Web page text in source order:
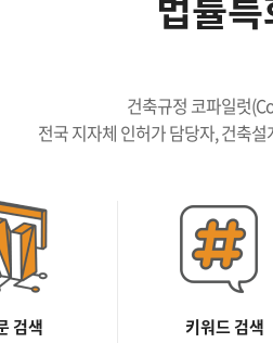
건축규정 코파일럿
전국 지자체 인허가 담당자, 건축
검색 키워드 검색